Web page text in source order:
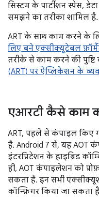
सिस्टम के पार्टीशन स्पेस,
समझने का तरीका शामिल है.
ART के साथ काम करने के
लिए बने एक्सीक्यूटेबल
तरीके से काम करने की
(ART) पर ऐप्लिकेशन के
एआरटी कैसे काम
ART, पहले से कंपाइल किए
है. Android 7 से, यह AOT
इंटरप्रिटेशन के हाइब्रिड
ही, AOT कंपाइलेशन को
सकता है. इन सभी
कॉन्फ़िगर किया जा सकता